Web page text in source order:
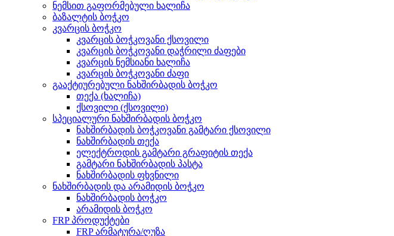
ნემსით გაფორმებული ხალიჩა
ბაზალტის ბოჭკო
კვარცის ბოჭკო
კვარცის ბოჭკოვანი ქსოვილი
კვარცის ბოჭკოვანი დაჭრილი ძაფები
კვარცის ნემსიანი ხალიჩა
კვარცის ბოჭკოვანი ძაფი
გააქტიურებული ნახშირბადის ბოჭკო
თექა (ხალიჩა)
ქსოვილი (ქსოვილი)
სპეციალური ნახშირბადის ბოჭკო
ნახშირბადის ბოჭკოვანი გამტარი ქსოვილი
ნახშირბადის თექა
ელექტროდის გამტარი გრაფიტის თექა
გამტარი ნახშირბადის პასტა
ნახშირბადის ფხვნილი
ნახშირბადის და არამიდის ბოჭკო
ნახშირბადის ბოჭკო
არამიდის ბოჭკო
FRP პროდუქტები
FRP არმატურა/ღუზა